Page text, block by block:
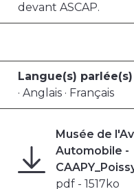
devant ASCAP.
Langue(s) parlée(s)
· Anglais · Français
Musée de
Automobile -
pdf - 1517ko